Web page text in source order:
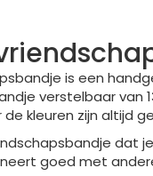
is een
verstelbaar van
kleuren zijn altijd
goed met